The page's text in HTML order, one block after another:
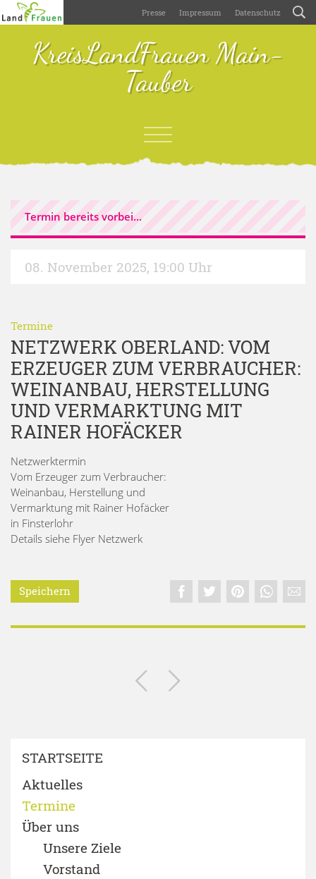
Presse Impressum Datenschutz
KreisLandFrauen Main-
Tauber
Termin bereits vorbei...
08. November 2025, 19:00 Uhr
Termine
NETZWERK OBERLAND: VOM
ERZEUGER ZUM VERBRAUCHER:
WEINANBAU, HERSTELLUNG
UND VERMARKTUNG MIT
RAINER HOFÄCKER
Netzwerktermin
Vom Erzeuger zum Verbraucher:
Weinanbau, Herstellung und
Vermarktung mit Rainer Hofäcker
in Finsterlohr
Details siehe Flyer Netzwerk
Speichern
STARTSEITE
Aktuelles
Termine
Über uns
Unsere Ziele
Vorstand